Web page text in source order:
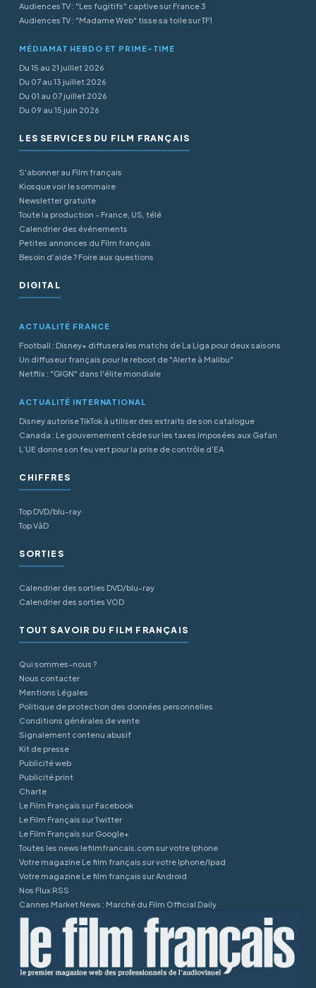
Audiences TV : "Les fugitifs" captive sur France 3
Audiences TV : "Madame Web" tisse sa toile sur TF1
MÉDIAMAT HEBDO ET PRIME-TIME
Du 15 au 21 juillet 2026
Du 07 au 13 juillet 2026
Du 01 au 07 juillet 2026
Du 09 au 15 juin 2026
LES SERVICES DU FILM FRANÇAIS
S'abonner au Film français
Kiosque voir le sommaire
Newsletter gratuite
Toute la production - France, US, télé
Calendrier des événements
Petites annonces du Film français
Besoin d'aide ? Foire aux questions
DIGITAL
ACTUALITÉ FRANCE
Football : Disney+ diffusera les matchs de La Liga pour deux saisons
Un diffuseur français pour le reboot de "Alerte à Malibu"
Netflix : "GIGN" dans l'élite mondiale
ACTUALITÉ INTERNATIONAL
Disney autorise TikTok à utiliser des extraits de son catalogue
Canada : Le gouvernement cède sur les taxes imposées aux Gafan
L’UE donne son feu vert pour la prise de contrôle d’EA
CHIFFRES
Top DVD/blu-ray
Top VàD
SORTIES
Calendrier des sorties DVD/blu-ray
Calendrier des sorties VOD
TOUT SAVOIR DU FILM FRANÇAIS
Qui sommes-nous ?
Nous contacter
Mentions Légales
Politique de protection des données personnelles
Conditions générales de vente
Signalement contenu abusif
Kit de presse
Publicité web
Publicité print
Charte
Le Film Français sur Facebook
Le Film Français sur Twitter
Le Film Français sur Google+
Toutes les news lefilmfrancais.com sur votre Iphone
Votre magazine Le film français sur votre Iphone/Ipad
Votre magazine Le film français sur Android
Nos Flux RSS
Cannes Market News : Marché du Film Official Daily